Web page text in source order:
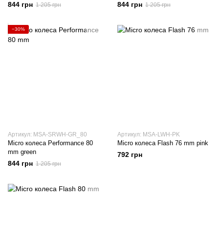
844 грн 1 205 грн 844 грн 1 205 грн
−30%
Артикул: MSA-SRWH-GR_80
Micro колеса Performance 80
mm green
844 грн 1 205 грн
Артикул: MSA-LWH-PK
Micro колеса Flash 76 mm pink
792 грн